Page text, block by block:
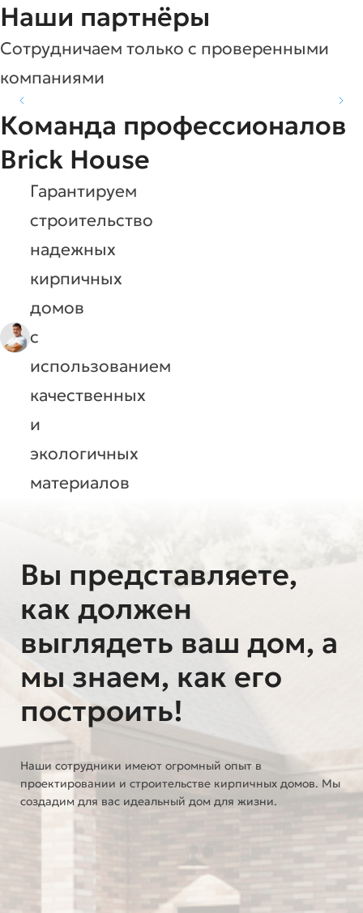
Наши партнёры
Сотрудничаем только с проверенными
компаниями
Команда профессионалов
Brick House
Гарантируем
строительство
надежных
кирпичных
домов
с
использованием
качественных
и
экологичных
материалов
Вы представляете,
как должен
выглядеть ваш дом, а
мы знаем, как его
построить!
Наши сотрудники имеют огромный опыт в
проектировании и строительстве кирпичных домов. Мы
создадим для вас идеальный дом для жизни.